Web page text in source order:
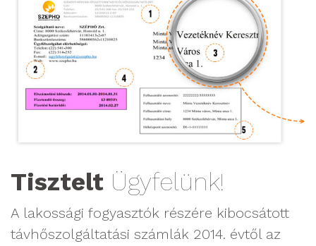
Tisztelt Ügyfelünk!
A lakossági fogyasztók részére kibocsátott
távhőszolgáltatási számlák 2014. évtől az